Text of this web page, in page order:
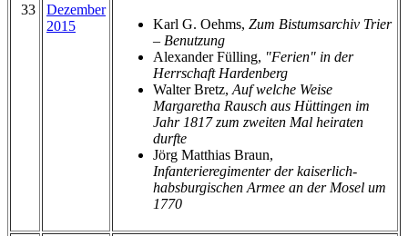
33
Dezember
2015
Karl G. Oehms, Zum Bistumsarchiv Trier
– Benutzung
Alexander Fülling, "Ferien" in der
Herrschaft Hardenberg
Walter Bretz, Auf welche Weise
Margaretha Rausch aus Hüttingen im
Jahr 1817 zum zweiten Mal heiraten
durfte
Jörg Matthias Braun,
Infanterieregimenter der kaiserlich-
habsburgischen Armee an der Mosel um
1770